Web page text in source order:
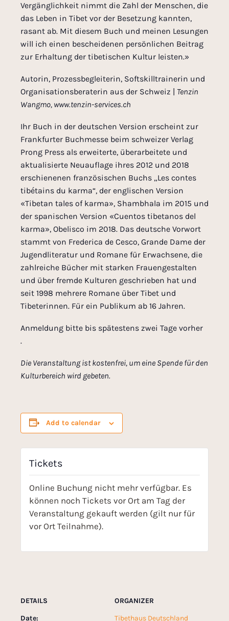
Vergänglichkeit nimmt die Zahl der Menschen, die
das Leben in Tibet vor der Besetzung kannten,
rasant ab. Mit diesem Buch und meinen Lesungen
will ich einen bescheidenen persönlichen Beitrag
zur Erhaltung der tibetischen Kultur leisten.»
Autorin, Prozessbegleiterin, Softskilltrainerin und
Organisationsberaterin aus der Schweiz | Tenzin
Wangmo, www.tenzin-services.ch
Ihr Buch in der deutschen Version erscheint zur
Frankfurter Buchmesse beim schweizer Verlag
Prong Press als erweiterte, überarbeitete und
aktualisierte Neuauflage ihres 2012 und 2018
erschienenen französischen Buchs „Les contes
tibétains du karma“, der englischen Version
«Tibetan tales of karma», Shambhala im 2015 und
der spanischen Version «Cuentos tibetanos del
karma», Obelisco im 2018. Das deutsche Vorwort
stammt von Frederica de Cesco, Grande Dame der
Jugendliteratur und Romane für Erwachsene, die
zahlreiche Bücher mit starken Frauengestalten
und über fremde Kulturen geschrieben hat und
seit 1998 mehrere Romane über Tibet und
Tibeterinnen. Für ein Publikum ab 16 Jahren.
Anmeldung bitte bis spätestens zwei Tage vorher
.
Die Veranstaltung ist kostenfrei, um eine Spende für den
Kulturbereich wird gebeten.
Add to calendar
DETAILS
Date:
ORGANIZER
Tibethaus Deutschland
Tickets
Online Buchung nicht mehr verfügbar. Es
können noch Tickets vor Ort am Tag der
Veranstaltung gekauft werden (gilt nur für
vor Ort Teilnahme).